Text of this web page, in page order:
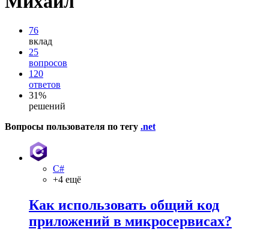
76
вклад
25
вопросов
120
ответов
31%
решений
Вопросы пользователя по тегу .net
C#
+4 ещё
Как использовать общий код
приложений в микросервисах?